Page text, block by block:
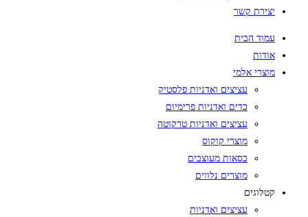
יצירת קשר
עמוד הבית
אודות
מוצרי אלמי
עציצים ואדניות פלסטיק
כדים ואדניות פרימיום
עציצים ואדניות טרקוטה
מוצרי קוקוס
כסאות מעוצבים
מוצרים נלווים
קטלוגים
עציצים ואדניות